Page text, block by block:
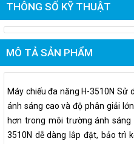
THÔNG SỐ KỸ THUẬT
MÔ TẢ SẢN PHẨM
Máy chiếu đa năng H-3510N Sử
ánh sáng cao và độ phân giải
hơn trong môi trường ánh sáng
3510N dễ dàng lắp đặt, bảo trì